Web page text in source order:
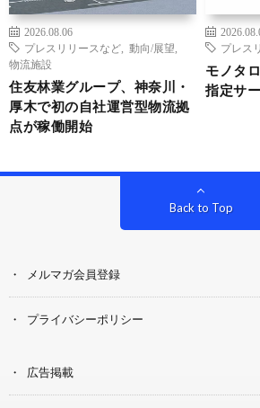
2026.08.06
プレスリリースなど
動向/展望
物流施設
住友林業グループ、神奈川・
厚木で初の自社運営型物流拠
点が稼働開始
プレス
モノタ
指定サ
Back to Top
メルマガ会員登録
プライバシーポリシー
広告掲載